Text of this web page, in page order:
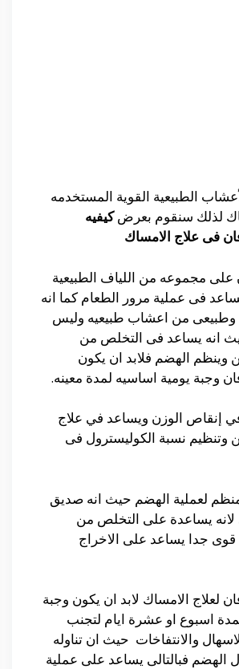
الطبيعية القوية المستخدمه
لذلك سنقوم بعرضكيفيه
فى علاج الامساك
على مجموعه من اللياف الطبيعية
فى عملية مرور الطعام كما انه
وطبيعى من اعشاب طبيعيه وليس
انه يساعد فى التخلص من
وينظم الهضم فلابد ان يكون
وجبة يومية اساسيه لمدة معينه.
إنقاص الوزن ويساعد في علاج
وتنظيم نسبة الكوليسترول فى
لعملية الهضم حيث انه صديق
لانه يساعدة على التخلص من
قوى جدا يساعد على الاخراج
لعلاج الامساك لابد ان يكون وجبة
اسبوع او عشرة ايام لتجنب
والانتفاخات حيث ان تناوله
فبالتالى يساعد على عملية